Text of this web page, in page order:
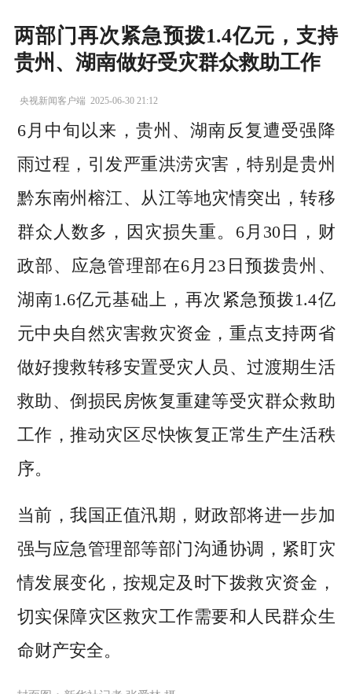
两部门再次紧急预拨1.4亿元，支持
贵州、湖南做好受灾群众救助工作
央视新闻客户端 2025-06-30 21:12
6月中旬以来，贵州、湖南反复遭受强降
雨过程，引发严重洪涝灾害，特别是贵州
黔东南州榕江、从江等地灾情突出，转移
群众人数多，因灾损失重。6月30日，财
政部、应急管理部在6月23日预拨贵州、
湖南1.6亿元基础上，再次紧急预拨1.4亿
元中央自然灾害救灾资金，重点支持两省
做好搜救转移安置受灾人员、过渡期生活
救助、倒损民房恢复重建等受灾群众救助
工作，推动灾区尽快恢复正常生产生活秩
序。
当前，我国正值汛期，财政部将进一步加
强与应急管理部等部门沟通协调，紧盯灾
情发展变化，按规定及时下拨救灾资金，
切实保障灾区救灾工作需要和人民群众生
命财产安全。